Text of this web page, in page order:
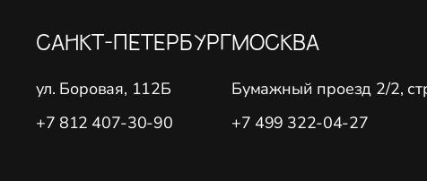
САНКТ-ПЕТЕРБУРГ
ул. Боровая, 112Б
+7 812 407-30-90
МОСКВА
Бумажный проезд 2/2,
+7 499 322-04-27